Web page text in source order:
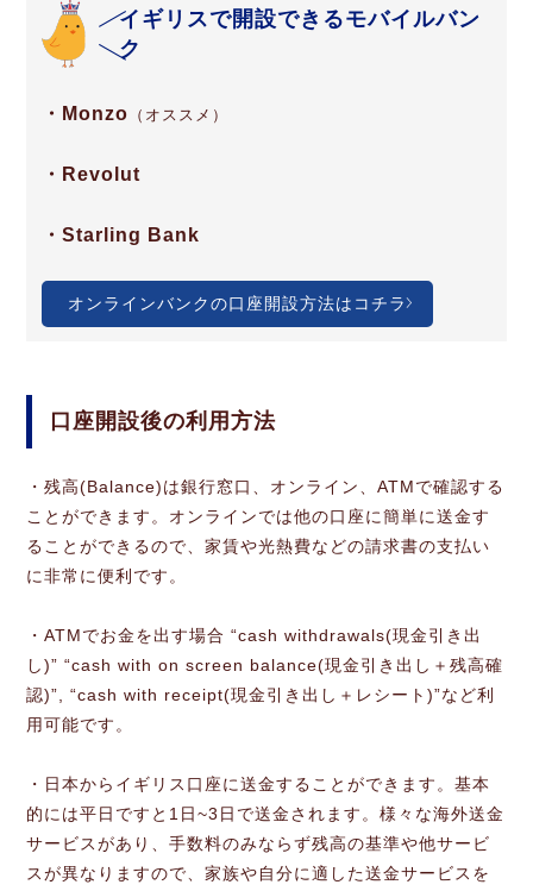
イギリスで開設できるモバイルバン
ク
・Monzo （オススメ）
・Revolut
・Starling Bank
オンラインバンクの口座開設方法はコチラ
口座開設後の利用方法
・残高(Balance)は銀行窓口、オンライン、ATMで確認する
ことができます。オンラインでは他の口座に簡単に送金す
ることができるので、家賃や光熱費などの請求書の支払い
に非常に便利です。
・ATMでお金を出す場合 “cash withdrawals(現金引き出
し)” “cash with on screen balance(現金引き出し＋残高確
認)”, “cash with receipt(現金引き出し＋レシート)”など利
用可能です。
・日本からイギリス口座に送金することができます。基本
的には平日ですと1日~3日で送金されます。様々な海外送金
サービスがあり、手数料のみならず残高の基準や他サービ
スが異なりますので、家族や自分に適した送金サービスを